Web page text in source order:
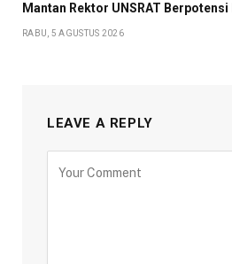
Mantan Rektor UNSRAT
RABU, 5 AGUSTUS 2026
LEAVE A REPLY